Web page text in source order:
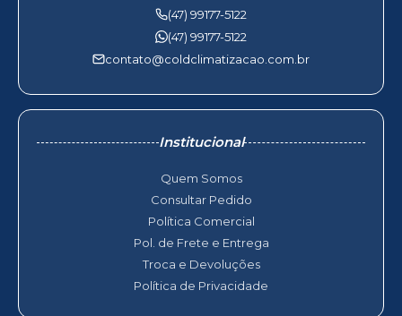
(47) 99177-5122
(47) 99177-5122
contato@coldclimatizacao.com.br
Institucional
Quem Somos
Consultar Pedido
Política Comercial
Pol. de Frete e Entrega
Troca e Devoluções
Política de Privacidade